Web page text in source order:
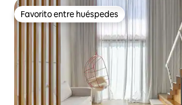
Favorito entre huéspedes
Favorito entre huéspedes